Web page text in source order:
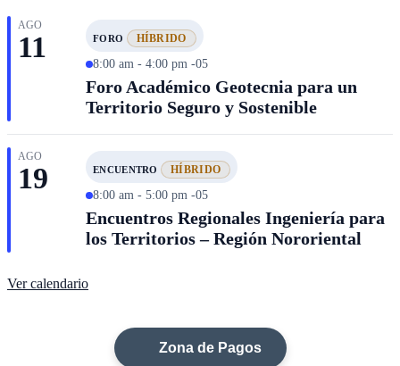
AGO
11 FORO HÍBRIDO
8:00 am - 4:00 pm -05
Foro Académico Geotecnia para un
Territorio Seguro y Sostenible
AGO
19 ENCUENTRO HÍBRIDO
8:00 am - 5:00 pm -05
Encuentros Regionales Ingeniería para
los Territorios – Región Nororiental
Ver calendario
Zona de Pagos